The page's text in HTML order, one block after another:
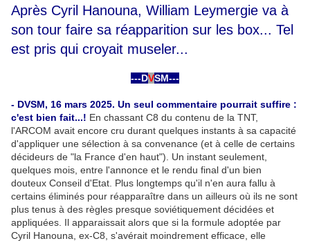
Après Cyril Hanouna, William Leymergie va à
son tour faire sa réapparition sur les box... Tel
est pris qui croyait museler...
---DVSM---
- DVSM, 16 mars 2025. Un seul commentaire pourrait suffire :
c'est bien fait...! En chassant C8 du contenu de la TNT,
l'ARCOM avait encore cru durant quelques instants à sa capacité
d'appliquer une sélection à sa convenance (et à celle de certains
décideurs de "la France d'en haut"). Un instant seulement,
quelques mois, entre l'annonce et le rendu final d'un bien
douteux Conseil d'Etat. Plus longtemps qu'il n'en aura fallu à
certains éliminés pour réapparaître dans un ailleurs où ils ne sont
plus tenus à des règles presque soviétiquement décidées et
appliquées. Il apparaissait alors que si la formule adoptée par
Cyril Hanouna, ex-C8, s'avérait moindrement efficace, elle